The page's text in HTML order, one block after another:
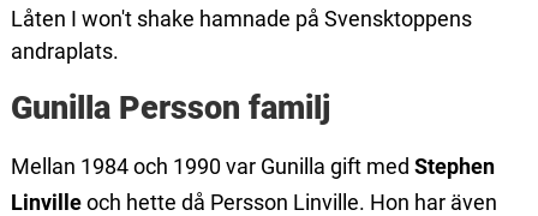
Låten I won't shake hamnade på Svensktoppens
andraplats.
Gunilla Persson familj
Mellan 1984 och 1990 var Gunilla gift med Stephen
Linvilleoch hette då Persson Linville. Hon har även